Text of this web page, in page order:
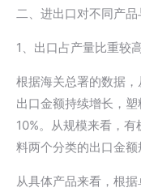
二、进出口对不同产
1、出口占产量比重较
根据海关总署的数据
出口金额持续增长，
10%。从规模来看，
料两个分类的出口金额
从具体产品来看，根